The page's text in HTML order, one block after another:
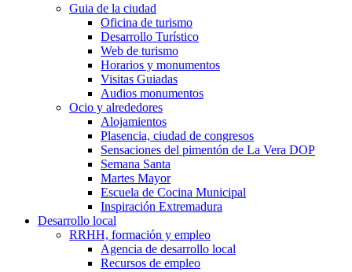
Guia de la ciudad
Oficina de turismo
Desarrollo Turístico
Web de turismo
Horarios y monumentos
Visitas Guiadas
Audios monumentos
Ocio y alrededores
Alojamientos
Plasencia, ciudad de congresos
Sensaciones del pimentón de La Vera DOP
Semana Santa
Martes Mayor
Escuela de Cocina Municipal
Inspiración Extremadura
Desarrollo local
RRHH, formación y empleo
Agencia de desarrollo local
Recursos de empleo